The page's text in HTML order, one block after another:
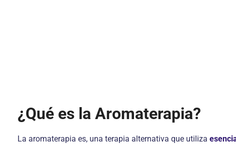
¿Qué es la Aromaterapia?
La aromaterapia es, una terapia alternativa que utiliza